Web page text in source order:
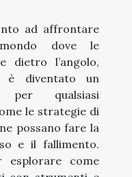
ad affrontare
dove le
dietro l’angolo,
è diventato un
per qualsiasi
le strategie di
possano fare la
e il fallimento.
esplorare come